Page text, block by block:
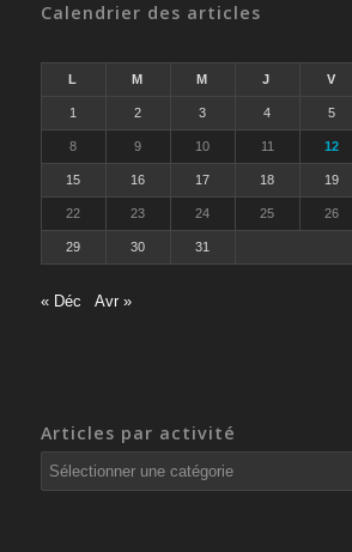
Calendrier des articles
L M M J V
1 2 3 4 5
8 9 10 11 12
15 16 17 18 19
22 23 24 25 26
29 30 31
« Déc Avr »
Articles par activité
Articles
par